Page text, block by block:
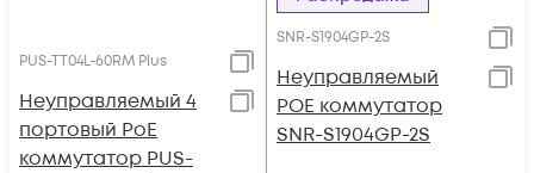
PUS-TT04L-60RM Plus
Неуправляемый 4
портовый PoE
коммутатор PUS-
SNR-S1904GP-2S
Неуправляемый
POE коммутатор
SNR-S1904GP-2S